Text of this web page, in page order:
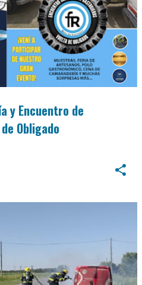
y Encuentro de
Obligado